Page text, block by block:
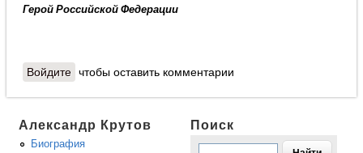
Герой Российской Федерации
Войдите чтобы оставить комментарии
Александр Крутов
Биография
Поиск